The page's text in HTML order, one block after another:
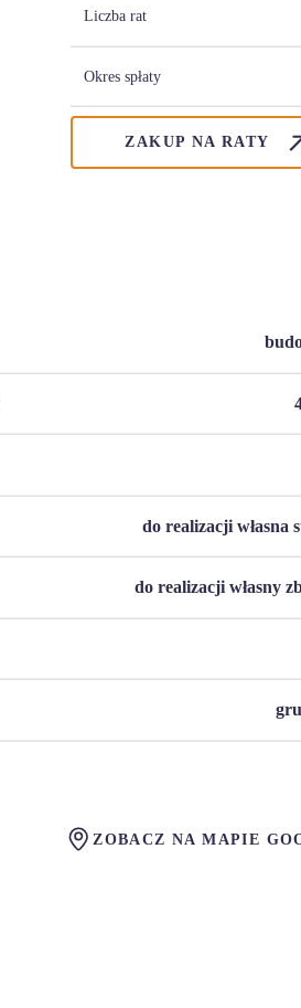
Liczba rat
Okres spłaty
ZAKUP NA RATY
do realizacji własna
do realizacji własny
ZOBACZ NA MAPIE